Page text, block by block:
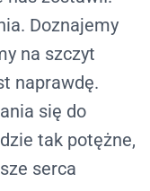
Doznajemy
na szczyt
naprawdę.
się do
tak potężne,
serca